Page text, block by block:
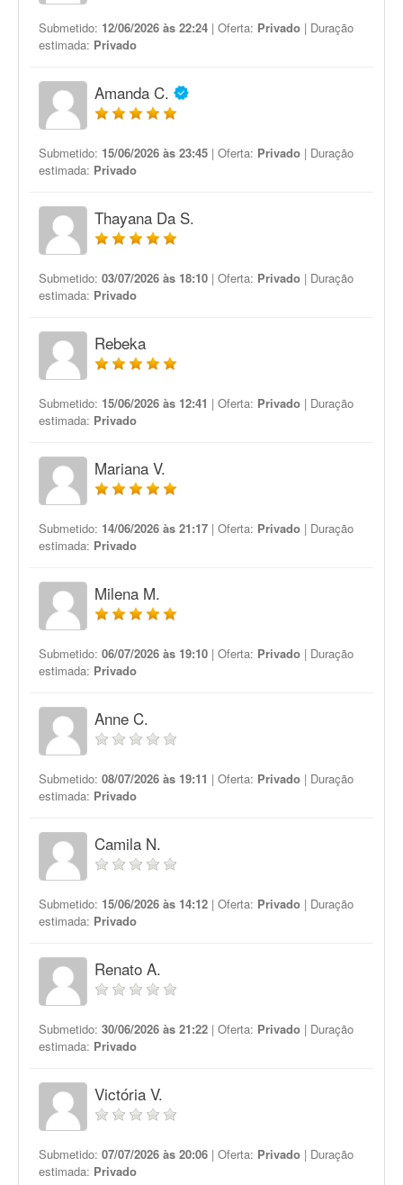
Submetido: 12/06/2026 às 22:24 | Oferta: Privado | Duração
estimada: Privado
Amanda C.
Submetido: 15/06/2026 às 23:45 | Oferta: Privado | Duração
estimada: Privado
Thayana Da S.
Submetido: 03/07/2026 às 18:10 | Oferta: Privado | Duração
estimada: Privado
Rebeka
Submetido: 15/06/2026 às 12:41 | Oferta: Privado | Duração
estimada: Privado
Mariana V.
Submetido: 14/06/2026 às 21:17 | Oferta: Privado | Duração
estimada: Privado
Milena M.
Submetido: 06/07/2026 às 19:10 | Oferta: Privado | Duração
estimada: Privado
Anne C.
Submetido: 08/07/2026 às 19:11 | Oferta: Privado | Duração
estimada: Privado
Camila N.
Submetido: 15/06/2026 às 14:12 | Oferta: Privado | Duração
estimada: Privado
Renato A.
Submetido: 30/06/2026 às 21:22 | Oferta: Privado | Duração
estimada: Privado
Victória V.
Submetido: 07/07/2026 às 20:06 | Oferta: Privado | Duração
estimada: Privado